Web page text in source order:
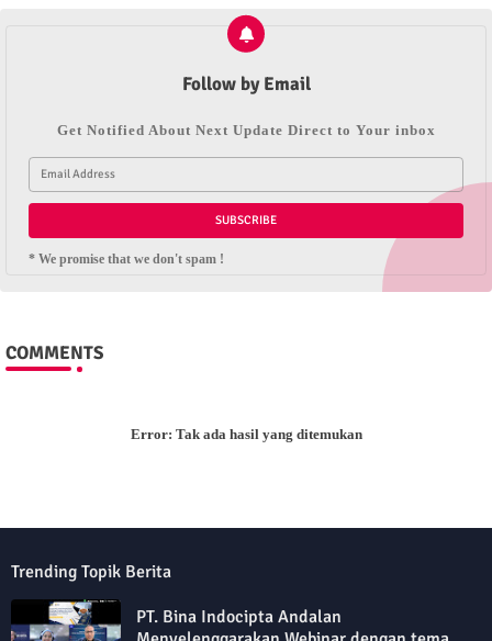
Follow by Email
Get Notified About Next Update Direct to Your inbox
* We promise that we don't spam !
COMMENTS
Error: Tak ada hasil yang ditemukan
Trending Topik Berita
PT. Bina Indocipta Andalan